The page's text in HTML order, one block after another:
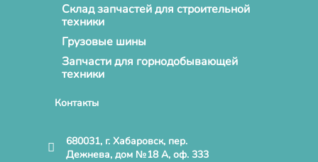
Склад запчастей для строительной
техники
Грузовые шины
Запчасти для горнодобывающей
техники
Контакты
680031, г. Хабаровск, пер.
Дежнева, дом №18 А, оф. 333